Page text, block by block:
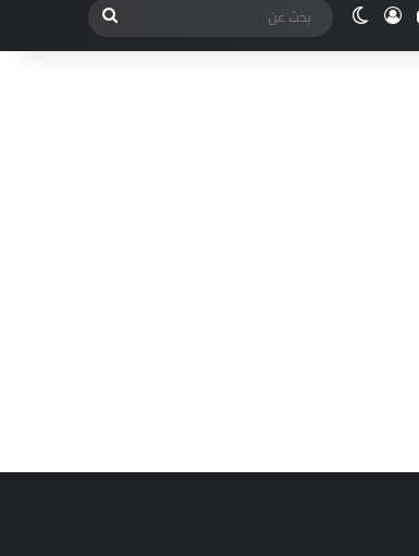
يوتيوبتسجيل الدخول
الوضع المظلم
عن